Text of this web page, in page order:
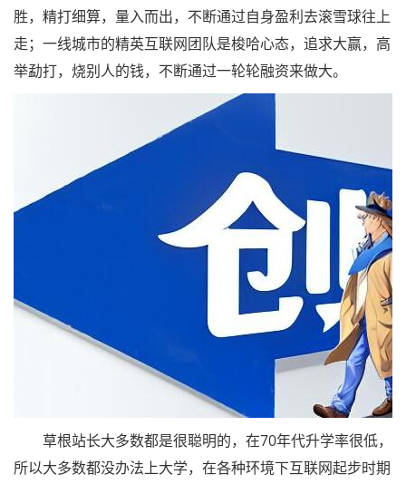
胜，精打细算，量入而出，不断通过自身盈利去滚雪球往上
走；一线城市的精英互联网团队是梭哈心态，追求大赢，高
举勐打，烧别人的钱，不断通过一轮轮融资来做大。
草根站长大多数都是很聪明的，在70年代升学率很低，
所以大多数都没办法上大学，在各种环境下互联网起步时期